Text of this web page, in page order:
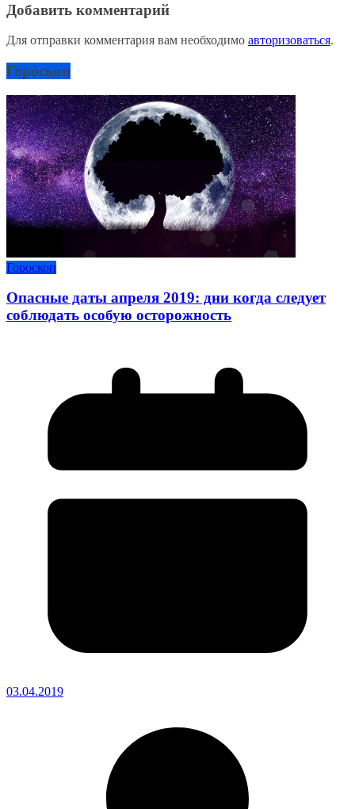
Добавить комментарий
Для отправки комментария вам необходимо авторизоваться.
Гороскоп
Гороскоп
Опасные даты апреля 2019: дни когда следует
соблюдать особую осторожность
03.04.2019